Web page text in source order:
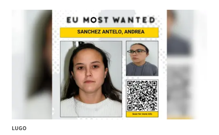
LUGO